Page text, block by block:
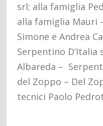
srl; alla famiglia
alla famiglia Mauri
Simone e Andrea
Serpentino D’Italia
Albareda –
del Zoppo – Del
tecnici Paolo